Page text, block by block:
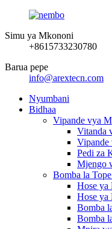
Simu ya Mkononi
+8615733230780
Barua pepe
info@arextecn.com
Nyumbani
Bidhaa
Vipande vya
Vitanda
Vipande
Pedi za
Mjengo
Bomba la
Hose ya
Hose ya
Bomba
Bomba